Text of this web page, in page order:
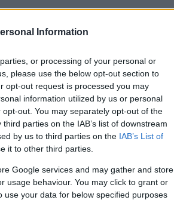
Information
or processing of your personal or
please use the below opt-out section to
opt-out request is processed you may
information utilized by us or personal
out. You may separately opt-out of the
parties on the IAB’s list of downstream
by us to third parties on the IAB’s List of
it to other third parties.
Google services and may gather and store
usage behaviour. You may click to grant or
your data for below specified purposes